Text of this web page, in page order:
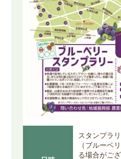
スタンプラ
（ブルーベ
る場合がご